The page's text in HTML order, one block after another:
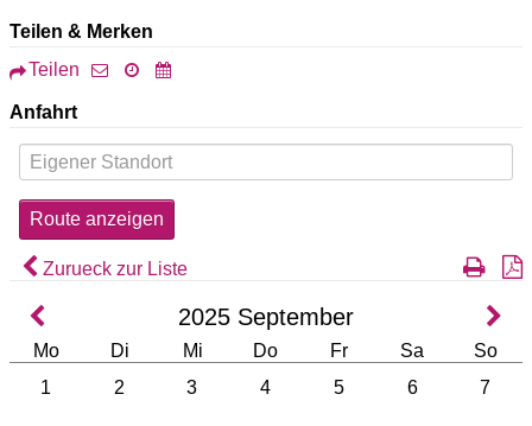
Teilen & Merken
Teilen
Anfahrt
Zurueck zur Liste
2025 September
Mo Di Mi Do Fr Sa
So
1
2 3 4 5 6 7